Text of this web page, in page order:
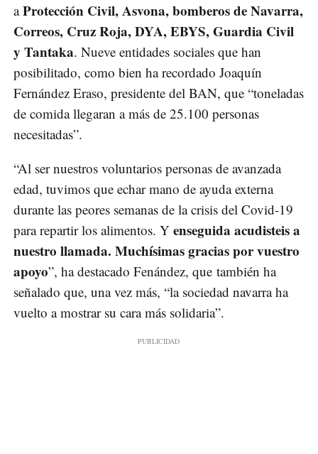
aProtección Civil, Asvona, bomberos de Navarra,
Correos, Cruz Roja, DYA, EBYS, Guardia Civil
y Tantaka. Nueve entidades sociales que han
posibilitado, como bien ha recordado Joaquín
Fernández Eraso, presidente del BAN, que “toneladas
de comida llegaran a más de 25.100 personas
necesitadas”.
“Al ser nuestros voluntarios personas de avanzada
edad, tuvimos que echar mano de ayuda externa
durante las peores semanas de la crisis del Covid-19
para repartir los alimentos. Y enseguida acudisteis a
nuestro llamada. Muchísimas gracias por vuestro
apoyo”, ha destacado Fenández, que también ha
señalado que, una vez más, “la sociedad navarra ha
vuelto a mostrar su cara más solidaria”.